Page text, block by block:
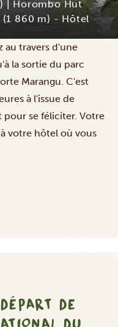
au travers d'une
la sortie du parc
Marangu. C'est
à l'issue de
se féliciter. Votre
votre hôtel où vous
DE